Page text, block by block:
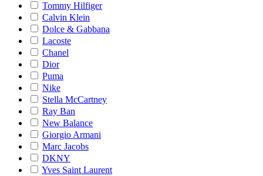
Tommy Hilfiger
Calvin Klein
Dolce & Gabbana
Lacoste
Chanel
Dior
Puma
Nike
Stella McCartney
Ray Ban
New Balance
Giorgio Armani
Marc Jacobs
DKNY
Yves Saint Laurent